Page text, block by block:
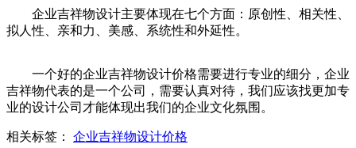
企业吉祥物设计主要体现在七个方面：原创性、相关性、
拟人性、亲和力、美感、系统性和外延性。
一个好的企业吉祥物设计价格需要进行专业的细分，企业
吉祥物代表的是一个公司，需要认真对待，我们应该找更加专
业的设计公司才能体现出我们的企业文化氛围。
相关标签： 企业吉祥物设计价格